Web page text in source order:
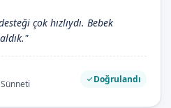
çok hızlıydı. Bebek
Doğrulandı